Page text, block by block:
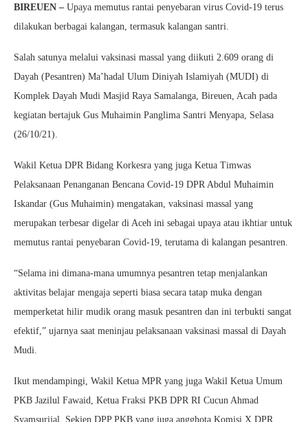
BIREUEN – Upaya memutus rantai penyebaran virus Covid-19 terus
dilakukan berbagai kalangan, termasuk kalangan santri.
Salah satunya melalui vaksinasi massal yang diikuti 2.609 orang di
Dayah (Pesantren) Ma’hadal Ulum Diniyah Islamiyah (MUDI) di
Komplek Dayah Mudi Masjid Raya Samalanga, Bireuen, Acah pada
kegiatan bertajuk Gus Muhaimin Panglima Santri Menyapa, Selasa
(26/10/21).
Wakil Ketua DPR Bidang Korkesra yang juga Ketua Timwas
Pelaksanaan Penanganan Bencana Covid-19 DPR Abdul Muhaimin
Iskandar (Gus Muhaimin) mengatakan, vaksinasi massal yang
merupakan terbesar digelar di Aceh ini sebagai upaya atau ikhtiar untuk
memutus rantai penyebaran Covid-19, terutama di kalangan pesantren.
“Selama ini dimana-mana umumnya pesantren tetap menjalankan
aktivitas belajar mengaja seperti biasa secara tatap muka dengan
memperketat hilir mudik orang masuk pesantren dan ini terbukti sangat
efektif,” ujarnya saat meninjau pelaksanaan vaksinasi massal di Dayah
Mudi.
Ikut mendampingi, Wakil Ketua MPR yang juga Wakil Ketua Umum
PKB Jazilul Fawaid, Ketua Fraksi PKB DPR RI Cucun Ahmad
Syamsurijal, Sekjen DPP PKB yang juga angghota Komisi X DPR